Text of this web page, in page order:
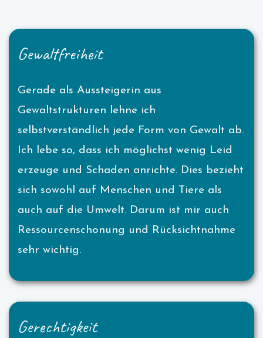
Gewaltfreiheit
Gerade als Aussteigerin aus
Gewaltstrukturen lehne ich
selbstverständlich jede Form von Gewalt ab.
Ich lebe so, dass ich möglichst wenig Leid
erzeuge und Schaden anrichte. Dies bezieht
sich sowohl auf Menschen und Tiere als
auch auf die Umwelt. Darum ist mir auch
Ressourcenschonung und Rücksichtnahme
sehr wichtig.
Gerechtigkeit